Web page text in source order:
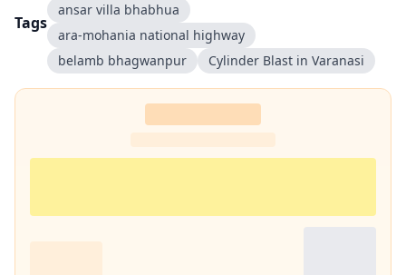
Tags
ansar villa bhabhua
ara-mohania national highway
belamb bhagwanpur
Cylinder Blast in Varanasi